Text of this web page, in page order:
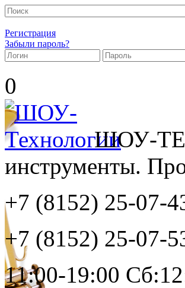
Регистрация
Забыли пароль?
0
ШОУ-
инструменты.
+7 (8152) 25-07-
+7 (8152) 25-07-
11:00-19:00